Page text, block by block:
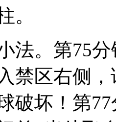
。
法。第75
禁区右侧
破坏！第